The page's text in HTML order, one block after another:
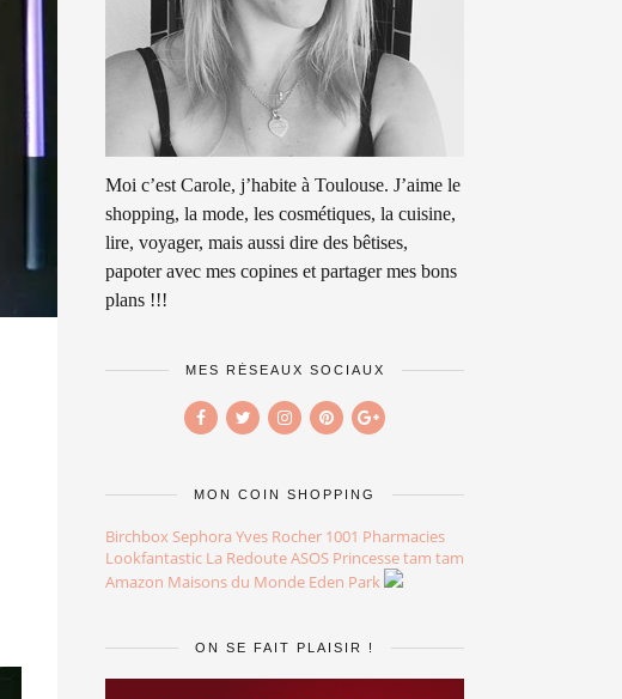
Moi c’est Carole, j’habite à Toulouse. J’aime le
shopping, la mode, les cosmétiques, la cuisine,
lire, voyager, mais aussi dire des bêtises,
papoter avec mes copines et partager mes bons
plans !!!
MES RÉSEAUX SOCIAUX
MON COIN SHOPPING
Birchbox Sephora Yves Rocher 1001 Pharmacies
Lookfantastic La RedouteASOS Princesse tam tam
Amazon Maisons du Monde Eden Park
ON SE FAIT PLAISIR !